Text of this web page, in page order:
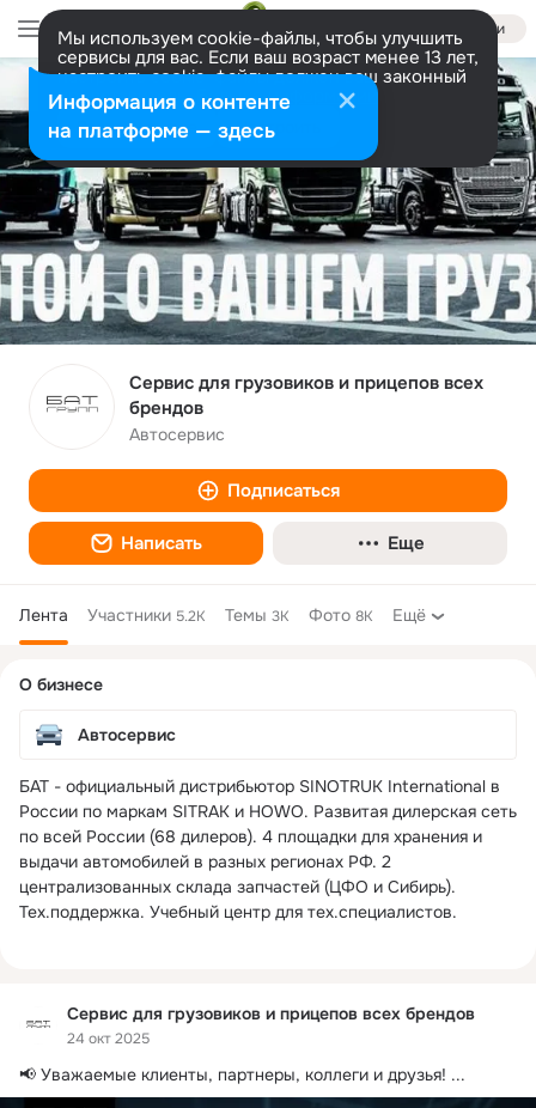
Войти
Мы используем cookie-файлы, чтобы улучшить
сервисы для вас. Если ваш возраст менее 13 лет,
настроить cookie-файлы должен ваш законный
представитель. Больше информации
Разрешить все Настроить
Сервис для грузовиков и прицепов всех
брендов
Автосервис
Подписаться
Написать Еще
Лента Участники 5.2K Темы 3K Фото 8K Ещё
Сервис для грузовиков и прицепов всех брендов
24 окт 2025
📢 Уважаемые клиенты, партнеры, коллеги и друзья! ...
колонка
О бизнесе
Автосервис
БАТ - официальный дистрибьютор SINOTRUK International в
России по маркам SITRAK и HOWO. Развитая дилерская сеть
по всей России (68 дилеров). 4 площадки для хранения и
выдачи автомобилей в разных регионах РФ. 2
централизованных склада запчастей (ЦФО и Сибирь).
Тех.поддержка. Учебный центр для тех.специалистов.
Информация о контенте
на платформе — здесь